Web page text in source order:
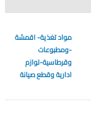
مواد تغذية- اقمشة
-ومطبوعات
وقرطاسية-لوازم
ادارية وقطع صيانة